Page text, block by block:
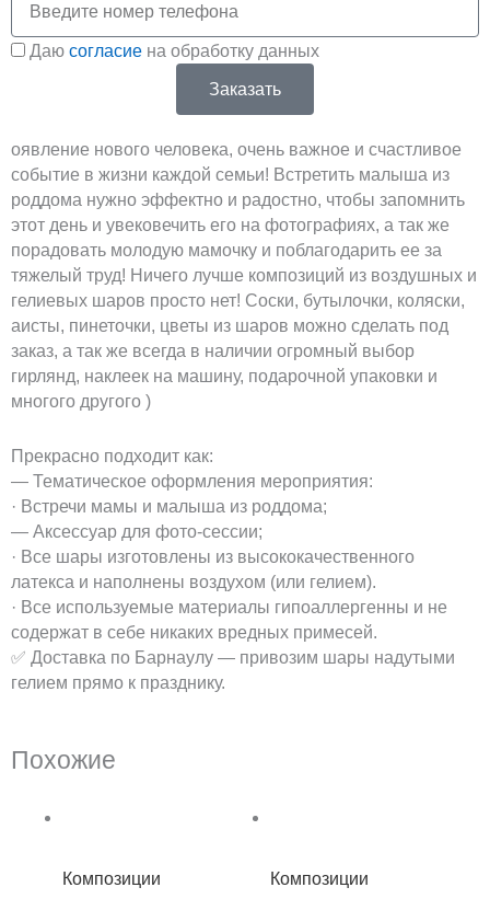
e
g
a
m
Соглашение
Даю согласие на обработку данных
Заказать
оявление нового человека, очень важное и счастливое
событие в жизни каждой семьи! Встретить малыша из
роддома нужно эффектно и радостно, чтобы запомнить
этот день и увековечить его на фотографиях, а так же
порадовать молодую мамочку и поблагодарить ее за
тяжелый труд! Ничего лучше композиций из воздушных и
гелиевых шаров просто нет! Соски, бутылочки, коляски,
аисты, пинеточки, цветы из шаров можно сделать под
заказ, а так же всегда в наличии огромный выбор
гирлянд, наклеек на машину, подарочной упаковки и
многого другого )
Прекрасно подходит как:
— Тематическое оформления мероприятия:
· Встречи мамы и малыша из роддома;
— Аксессуар для фото-сессии;
· Все шары изготовлены из высококачественного
латекса и наполнены воздухом (или гелием).
· Все используемые материалы гипоаллергенны и не
содержат в себе никаких вредных примесей.
✅ Доставка по Барнаулу — привозим шары надутыми
гелием прямо к празднику.
Похожие
Композиции
Композиции